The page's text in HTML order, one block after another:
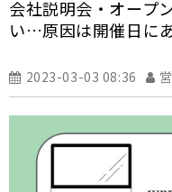
会社説明会・オープ
い…原因は開催日に
2023-03-03 08:36